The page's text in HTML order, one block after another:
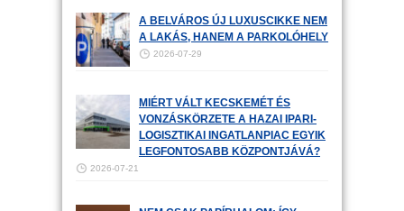
A BELVÁROS ÚJ LUXUSCIKKE NEM
A LAKÁS, HANEM A PARKOLÓHELY
2026-07-29
MIÉRT VÁLT KECSKEMÉT ÉS
VONZÁSKÖRZETE A HAZAI IPARI-
LOGISZTIKAI INGATLANPIAC EGYIK
LEGFONTOSABB KÖZPONTJÁVÁ?
2026-07-21